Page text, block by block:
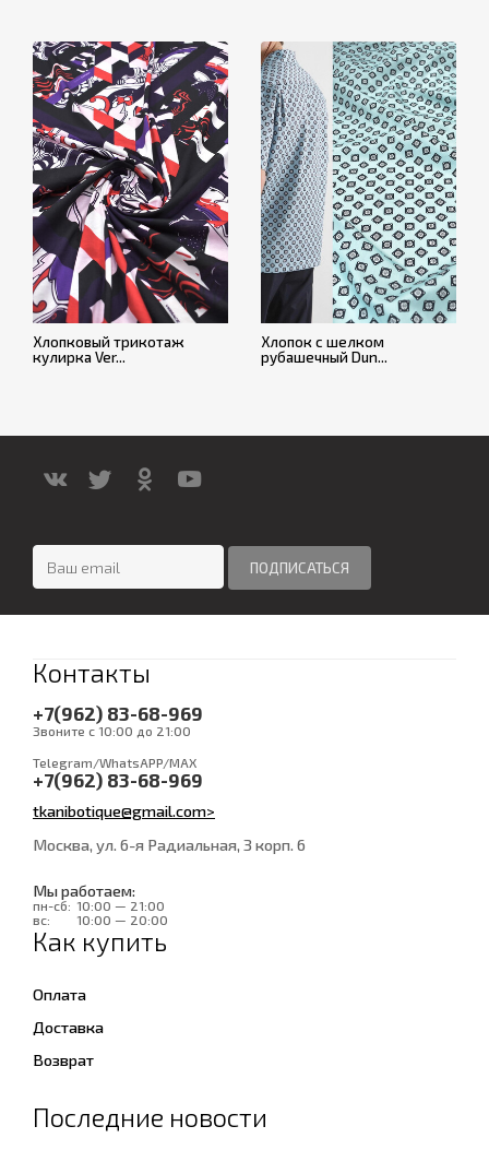
Хлопковый трикотаж
кулирка Ver...
Хлопок с шелком
рубашечный Dun...
Контакты
+7(962) 83-68-969
Звоните с 10:00 до 21:00
Telegram/WhatsAPP/MAX
+7(962) 83-68-969
tkanibotique@gmail.com>
Москва, ул. 6-я Радиальная, 3 корп. 6
Мы работаем:
пн-сб: 10:00 — 21:00
вс:
10:00 — 20:00
Как купить
Оплата
Доставка
Возврат
Последние новости